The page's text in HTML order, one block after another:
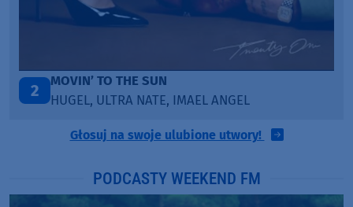
2
MOVIN’ TO THE SUN
HUGEL, ULTRA NATE, IMAEL ANGEL
Głosuj na swoje ulubione utwory!
PODCASTY WEEKEND FM